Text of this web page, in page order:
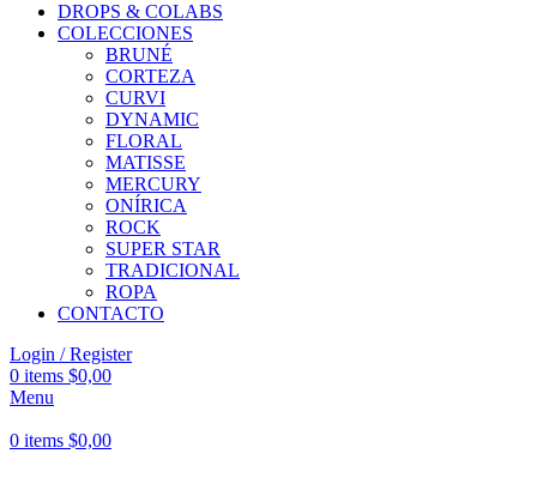
DROPS & COLABS
COLECCIONES
BRUNÉ
CORTEZA
CURVI
DYNAMIC
FLORAL
MATISSE
MERCURY
ONÍRICA
ROCK
SUPER STAR
TRADICIONAL
ROPA
CONTACTO
Login / Register
0 items $0,00
Menu
0 items $0,00